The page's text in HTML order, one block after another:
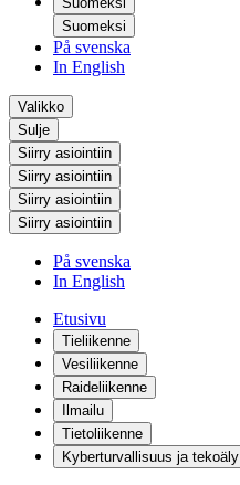
Suomeksi
På svenska
In English
Valikko
Sulje
Siirry asiointiin
Siirry asiointiin
Siirry asiointiin
Siirry asiointiin
På svenska
In English
Etusivu
Tieliikenne
Vesiliikenne
Raideliikenne
Ilmailu
Tietoliikenne
Kyberturvallisuus ja tekoäly